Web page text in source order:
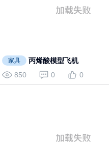
家具
丙烯酸模型飞机
850
0 0